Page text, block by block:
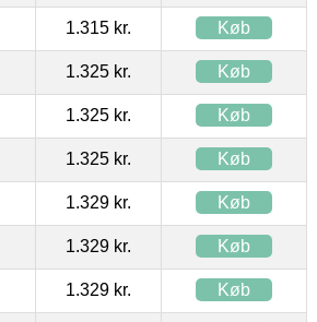
1.315 kr. Køb
1.325 kr. Køb
1.325 kr. Køb
1.325 kr. Køb
1.329 kr. Køb
1.329 kr. Køb
1.329 kr. Køb